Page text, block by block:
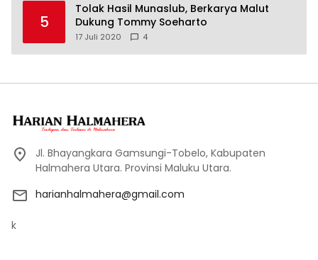
5
Tolak Hasil Munaslub, Berkarya Malut
Dukung Tommy Soeharto
17 Juli 2020 4
Jl. Bhayangkara Gamsungi-Tobelo, Kabupaten
Halmahera Utara. Provinsi Maluku Utara.
harianhalmahera@gmail.com
k